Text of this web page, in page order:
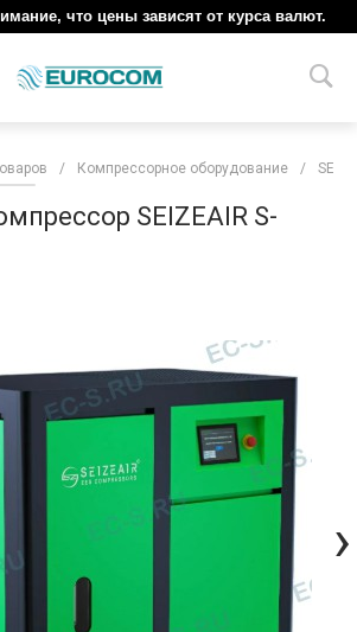
что цены зависят от курса валют.
/ Компрессорное оборудование /
SEIZEAIR S-
›